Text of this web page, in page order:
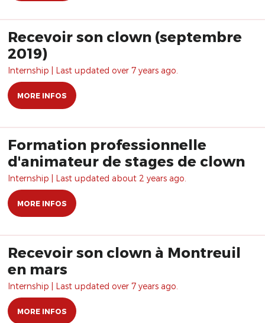
Recevoir son clown (septembre
2019)
Internship | Last updated over 7 years ago.
MORE INFOS
Formation professionnelle
d'animateur de stages de clown
Internship | Last updated about 2 years ago.
MORE INFOS
Recevoir son clown à Montreuil
en mars
Internship | Last updated over 7 years ago.
MORE INFOS